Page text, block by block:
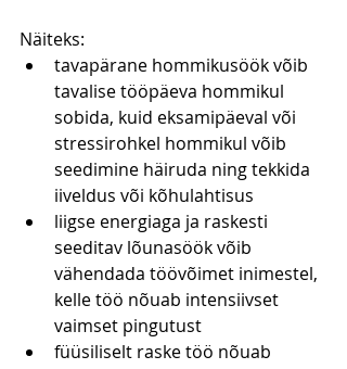
Näiteks:
tavapärane hommikusöök võib
tavalise tööpäeva hommikul
sobida, kuid eksamipäeval või
stressirohkel hommikul võib
seedimine häiruda ning tekkida
iiveldus või kõhulahtisus
liigse energiaga ja raskesti
seeditav lõunasöök võib
vähendada töövõimet inimestel,
kelle töö nõuab intensiivset
vaimset pingutust
füüsiliselt raske töö nõuab